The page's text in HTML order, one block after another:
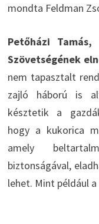
mondta Feldman
Petőházi Tamás,
Szövetségének
nem tapasztalt
zajló háború is
késztetik a
hogy a kukorica
amely
biztonságával,
lehet. Mint például